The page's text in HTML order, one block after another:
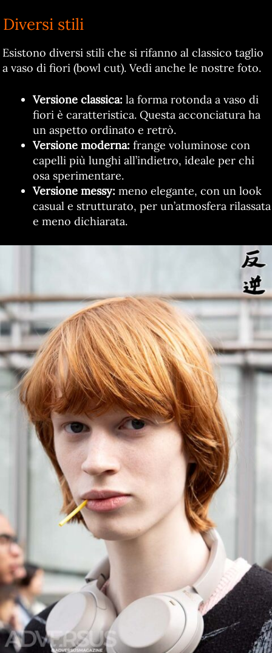
Diversi stili
Esistono diversi stili che si rifanno al classico taglio
a vaso di fiori (bowl cut). Vedi anche le nostre foto.
Versione classica: la forma rotonda a vaso di
fiori è caratteristica. Questa acconciatura ha
un aspetto ordinato e retrò.
Versione moderna: frange voluminose con
capelli più lunghi all’indietro, ideale per chi
osa sperimentare.
Versione messy: meno elegante, con un look
casual e strutturato, per un’atmosfera rilassata
e meno dichiarata.